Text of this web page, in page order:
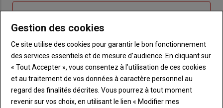
titre
TITRE CRÉEZ UN COMPTE
BodyChoisissez votre formule et créez votre
compte pour accéder à tout {nom-site}.
Lien Créez un compte
Gestion des cookies
Ce site utilise des cookies pour garantir le bon fonctionnement
des services essentiels et de mesure d’audience. En cliquant sur
« Tout Accepter », vous consentez à l’utilisation de ces cookies
et au traitement de vos données à caractère personnel au
regard des finalités décrites. Vous pourrez à tout moment
revenir sur vos choix, en utilisant le lien « Modifier mes